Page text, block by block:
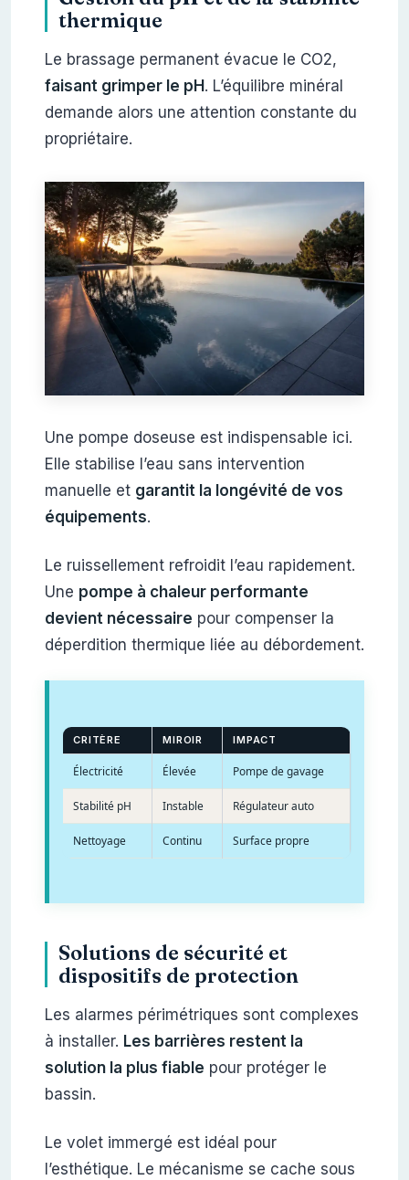
thermique
Le brassage permanent évacue le CO2,
faisant grimper le pH . L’équilibre minéral
demande alors une attention constante du
propriétaire.
Une pompe doseuse est indispensable ici.
Elle stabilise l’eau sans intervention
manuelle et garantit la longévité de vos
équipements.
Le ruissellement refroidit l’eau rapidement.
Une pompe à chaleur performante
devient nécessaire pour compenser la
déperdition thermique liée au débordement.
CRITÈRE MIROIR IMPACT
Électricité Élevée Pompe de gavage
Stabilité pH Instable Régulateur auto
Nettoyage Continu Surface propre
Solutions de sécurité et
dispositifs de protection
Les alarmes périmétriques sont complexes
à installer. Les barrières restent la
solution la plus fiable pour protéger le
bassin.
Le volet immergé est idéal pour
l’esthétique. Le mécanisme se cache sous